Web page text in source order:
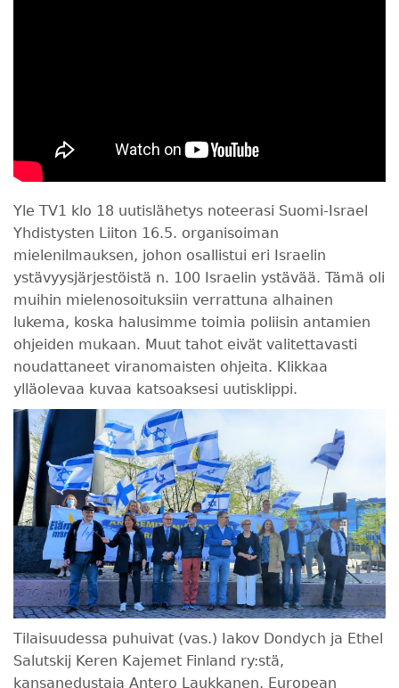
Yle TV1 klo 18 uutislähetys noteerasi Suomi-Israel
Yhdistysten Liiton 16.5. organisoiman
mielenilmauksen, johon osallistui eri Israelin
ystävyysjärjestöistä n. 100 Israelin ystävää. Tämä oli
muihin mielenosoituksiin verrattuna alhainen
lukema, koska halusimme toimia poliisin antamien
ohjeiden mukaan. Muut tahot eivät valitettavasti
noudattaneet viranomaisten ohjeita. Klikkaa
ylläolevaa kuvaa katsoaksesi uutisklippi.
Tilaisuudessa puhuivat (vas.) Iakov Dondych ja Ethel
Salutskij Keren Kajemet Finland ry:stä,
kansanedustaja Antero Laukkanen, European